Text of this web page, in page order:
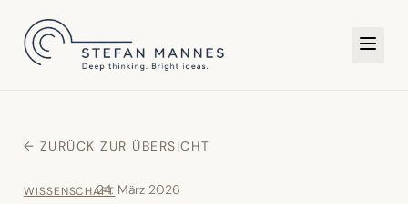
← ZURÜCK ZUR ÜBERSICHT
WISSENSCHAFT24. März 2026